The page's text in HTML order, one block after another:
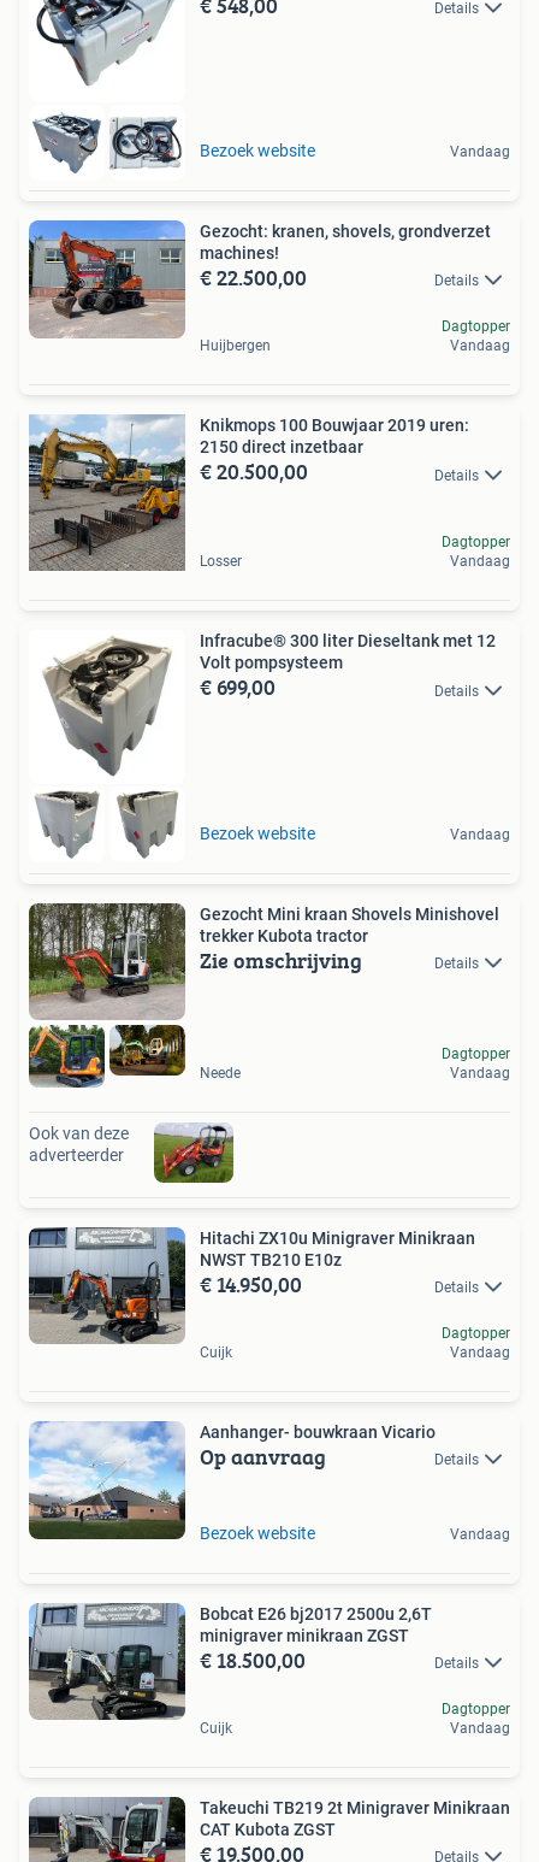
Details
Bezoek website Vandaag
Gezocht: kranen, shovels, grondverzet
machines!
€ 22.500,00 Details
Huijbergen
Dagtopper
Vandaag
Knikmops 100 Bouwjaar 2019 uren:
2150 direct inzetbaar
€ 20.500,00 Details
Losser
Dagtopper
Vandaag
Infracube® 300 liter Dieseltank met 12
Volt pompsysteem
€ 699,00 Details
Bezoek website Vandaag
Gezocht Mini kraan Shovels Minishovel
trekker Kubota tractor
Zie omschrijving Details
Neede
Dagtopper
Vandaag
Ook van deze
adverteerder
Hitachi ZX10u Minigraver Minikraan
NWST TB210 E10z
€ 14.950,00 Details
Cuijk
Dagtopper
Vandaag
Aanhanger- bouwkraan Vicario
Op aanvraag Details
Bezoek website Vandaag
Bobcat E26 bj2017 2500u 2,6T
minigraver minikraan ZGST
€ 18.500,00 Details
Cuijk
Dagtopper
Vandaag
Takeuchi TB219 2t Minigraver Minikraan
CAT Kubota ZGST
€ 19.500,00 Details